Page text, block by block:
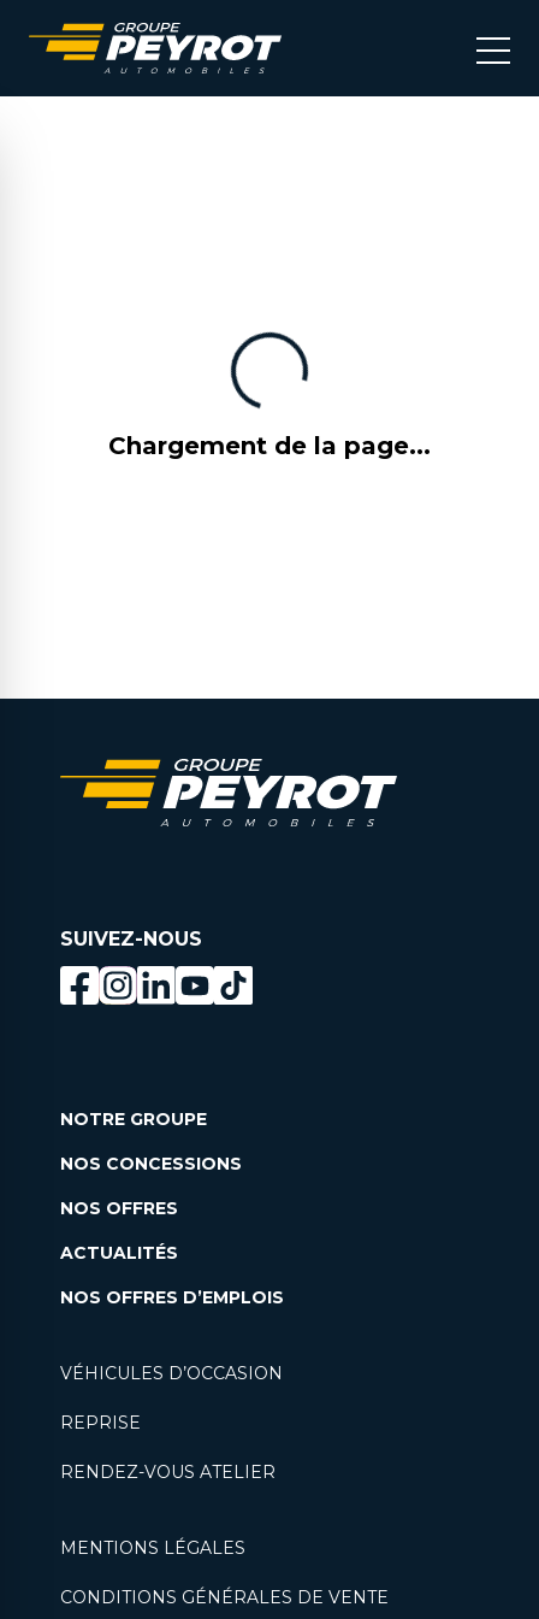
Chargement de la page...
SUIVEZ-NOUS
NOTRE GROUPE
NOS CONCESSIONS
NOS OFFRES
ACTUALITÉS
NOS OFFRES D’EMPLOIS
VÉHICULES D’OCCASION
REPRISE
RENDEZ-VOUS ATELIER
MENTIONS LÉGALES
CONDITIONS GÉNÉRALES DE VENTE